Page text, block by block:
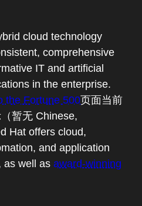
cloud technology
comprehensive
IT and artificial
in the enterprise.
the Fortune 500页面当前
暂无 Chinese,
Hat offers cloud,
and application
as well as award-winning